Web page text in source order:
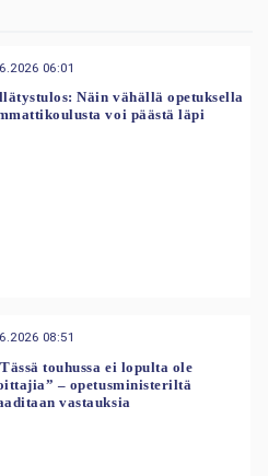
06:01
Näin vähällä opetuksella
voi päästä läpi
08:51
touhussa ei lopulta ole
– opetusministeriltä
vastauksia